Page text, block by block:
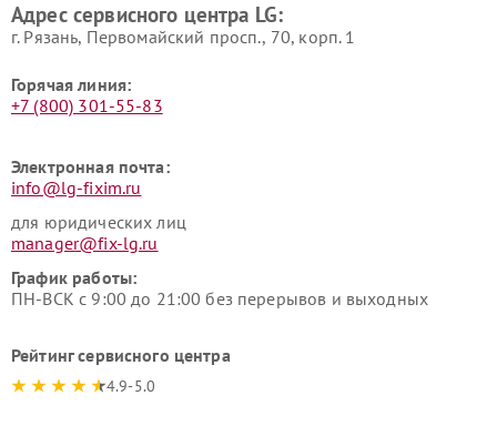
Адрес сервисного центра LG:
г. Рязань, Первомайский просп., 70, корп. 1
Горячая линия:
+7 (800) 301-55-83
Электронная почта:
info@lg-fixim.ru
для юридических лиц
manager@fix-lg.ru
График работы:
ПН-ВСК с 9:00 до 21:00 без перерывов и выходных
Рейтинг сервисного центра
4.9-5.0